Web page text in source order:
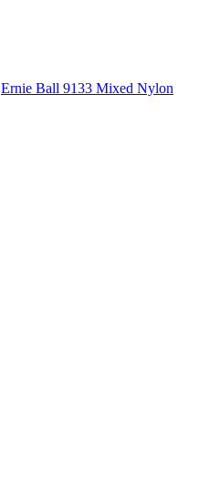
Ernie Ball 9133 Mixed Nylon